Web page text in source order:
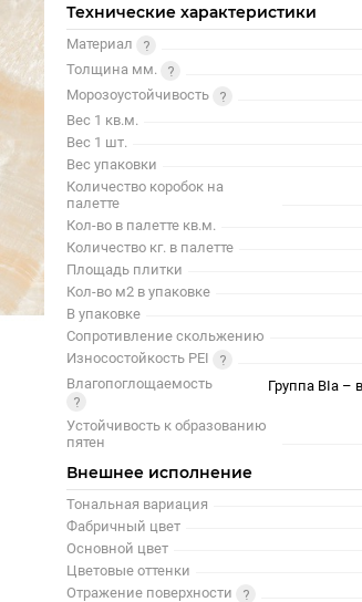
Технические характеристики
Материал
Толщина мм.
Морозоустойчивость
Вес 1 кв.м.
Вес 1 шт.
Вес упаковки
Количество коробок на
палетте
Кол-во в палетте кв.м.
Количество кг. в палетте
Площадь плитки
Кол-во м2 в упаковке
В упаковке
Сопротивление скольжению
Износостойкость PEI
Влагопоглощаемость
Группа BIa –
Устойчивость к образованию
пятен
Внешнее исполнение
Тональная вариация
Фабричный цвет
Основной цвет
Цветовые оттенки
Отражение поверхности